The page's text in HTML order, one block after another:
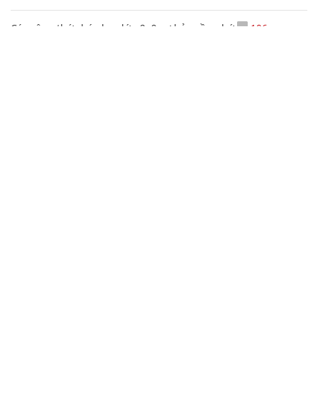
Các công thức hóa học lớp 8, 9 cơ bản cần nhớ 106